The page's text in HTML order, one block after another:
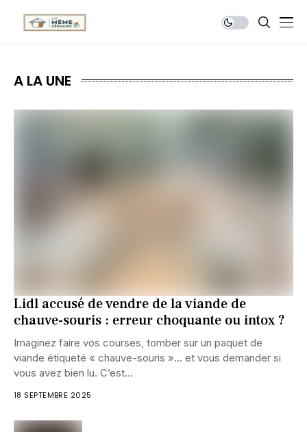
A LA UNE
Lidl accusé de vendre de la viande de
chauve-souris : erreur choquante ou intox ?
Imaginez faire vos courses, tomber sur un paquet de
viande étiqueté « chauve-souris »… et vous demander si
vous avez bien lu. C’est...
18 SEPTEMBRE 2025